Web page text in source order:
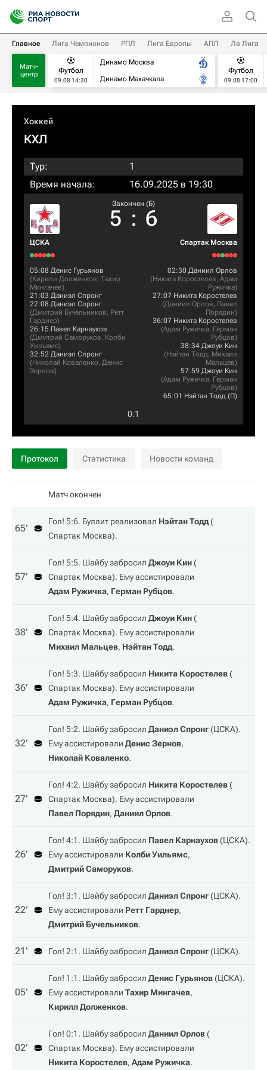
Главное Лига Чемпионов РПЛ Лига Европы АПЛ Ла Лига
Матч-
центр
Футбол
09.08 14:30
Динамо Москва
Динамо Махачкала
Футбол
09.08 17:00
Хоккей
КХЛ
Тур:
1
Время начала:
16.09.2025 в 19:30
ЦСКА
Закончен (Б)
5 : 6
Спартак Москва
05:08 Денис Гурьянов
(Кирилл Долженков, Тахир
Мингачев)
21:03 Даниэл Спронг
22:08 Даниэл Спронг
(Дмитрий Бучельников, Ретт
Гарднер)
26:15 Павел Карнаухов
(Дмитрий Саморуков, Колби
Уильямс)
32:52 Даниэл Спронг
(Николай Коваленко, Денис
Зернов)
02:30 Даниил Орлов
(Никита Коростелев, Адам
Ружичка)
27:07 Никита Коростелев
(Даниил Орлов, Павел
Порядин)
36:07 Никита Коростелев
(Адам Ружичка, Герман
Рубцов)
38:34 Джоуи Кин
(Нэйтан Тодд, Михаил
Мальцев)
57:59 Джоуи Кин
(Адам Ружичка, Герман
Рубцов)
65:01 Нэйтан Тодд (П)
0:1
Протокол Статистика Новости команд
Матч окончен
65‎’‎
Гол! 5:6. Буллит реализовал Нэйтан Тодд(
Спартак Москва).
57‎’‎
Гол! 5:5. Шайбу забросил Джоуи Кин(
Спартак Москва). Ему ассистировали
Адам Ружичка, Герман Рубцов.
38‎’‎
Гол! 5:4. Шайбу забросил Джоуи Кин(
Спартак Москва). Ему ассистировали
Михаил Мальцев, Нэйтан Тодд.
36‎’‎
Гол! 5:3. Шайбу забросил Никита Коростелев(
Спартак Москва). Ему ассистировали
Адам Ружичка, Герман Рубцов.
32‎’‎
Гол! 5:2. Шайбу забросил Даниэл Спронг(ЦСКА).
Ему ассистировали Денис Зернов,
Николай Коваленко.
27‎’‎
Гол! 4:2. Шайбу забросил Никита Коростелев(
Спартак Москва). Ему ассистировали
Павел Порядин, Даниил Орлов.
26‎’‎
Гол! 4:1. Шайбу забросил Павел Карнаухов(ЦСКА).
Ему ассистировали Колби Уильямс,
Дмитрий Саморуков.
22‎’‎
Гол! 3:1. Шайбу забросил Даниэл Спронг(ЦСКА).
Ему ассистировали Ретт Гарднер,
Дмитрий Бучельников.
21‎’‎ Гол! 2:1. Шайбу забросил Даниэл Спронг(ЦСКА).
05‎’‎
Гол! 1:1. Шайбу забросил Денис Гурьянов(ЦСКА).
Ему ассистировали Тахир Мингачев,
Кирилл Долженков.
02‎’‎
Гол! 0:1. Шайбу забросил Даниил Орлов(
Спартак Москва). Ему ассистировали
Никита Коростелев, Адам Ружичка.